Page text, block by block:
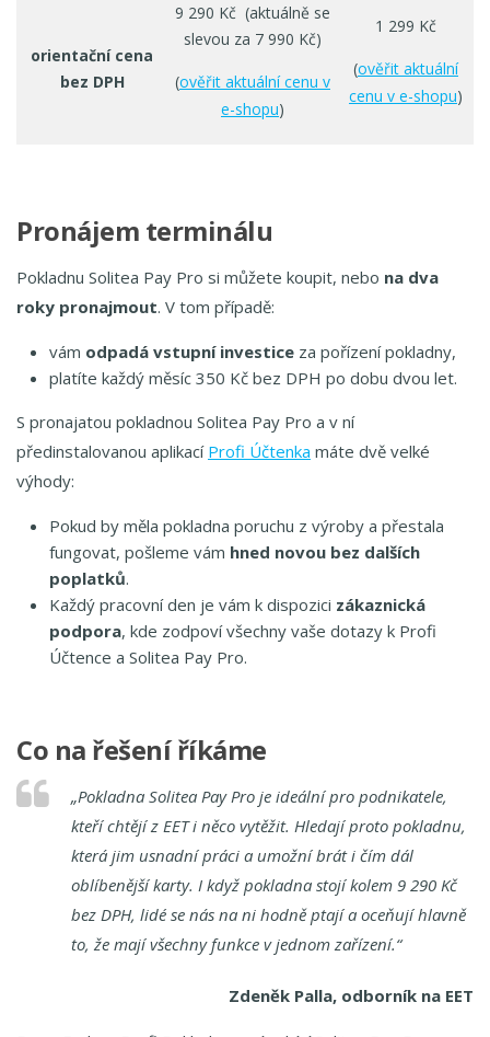
orientační cena
bez DPH
9 290 Kč (aktuálně se
slevou za 7 990 Kč)
(ověřit aktuální cenu v
e-shopu)
1 299 Kč
(ověřit aktuální
cenu v e-shopu)
Pronájem terminálu
Pokladnu Solitea Pay Pro si můžete koupit, nebo na dva
roky pronajmout. V tom případě:
vám odpadá vstupní investice za pořízení pokladny,
platíte každý měsíc 350 Kč bez DPH po dobu dvou let.
S pronajatou pokladnou Solitea Pay Pro a v ní
předinstalovanou aplikací Profi Účtenka máte dvě velké
výhody:
Pokud by měla pokladna poruchu z výroby a přestala
fungovat, pošleme vám hned novou bez dalších
poplatků.
Každý pracovní den je vám k dispozici zákaznická
podpora, kde zodpoví všechny vaše dotazy k Profi
Účtence a Solitea Pay Pro.
Co na řešení říkáme
„Pokladna Solitea Pay Pro je ideální pro podnikatele,
kteří chtějí z EET i něco vytěžit. Hledají proto pokladnu,
která jim usnadní práci a umožní brát i čím dál
oblíbenější karty. I když pokladna stojí kolem 9 290 Kč
bez DPH, lidé se nás na ni hodně ptají a oceňují hlavně
to, že mají všechny funkce v jednom zařízení.“
Zdeněk Palla, odborník na EET